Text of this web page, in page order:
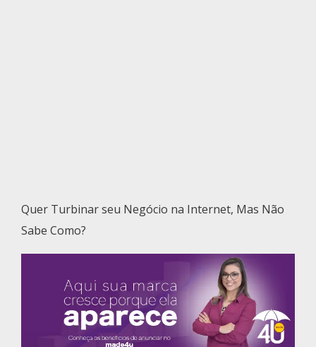
Quer Turbinar seu Negócio na Internet, Mas Não
Sabe Como?